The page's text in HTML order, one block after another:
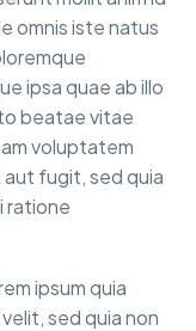
omnis iste natus
ipsa quae ab illo
beatae vitae
voluptatem
fugit, sed quia
ratione
ipsum quia
sed quia non